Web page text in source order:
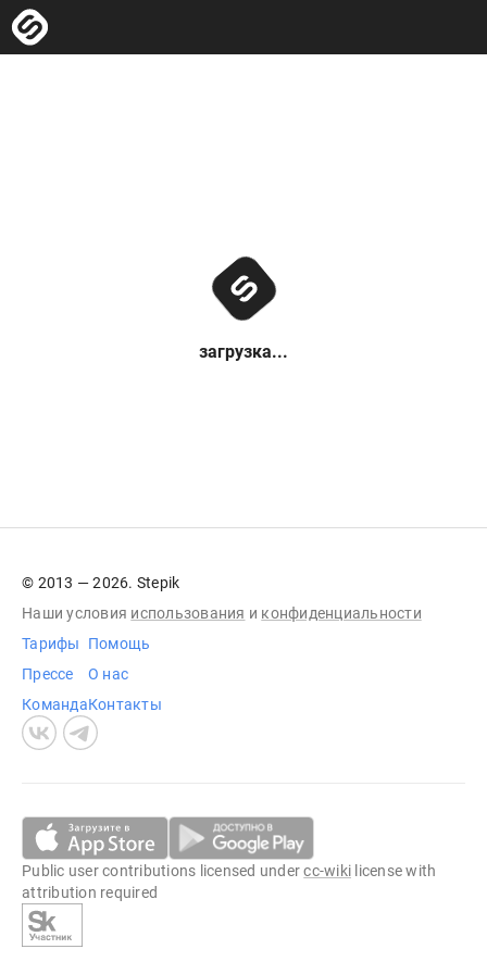
загрузка...
© 2013 — 2026. Stepik
Наши условия использования и конфиденциальности
Тарифы
Прессе
Команда
Помощь
О нас
Контакты
Public user contributions licensed undercc-wiki license with
attribution required